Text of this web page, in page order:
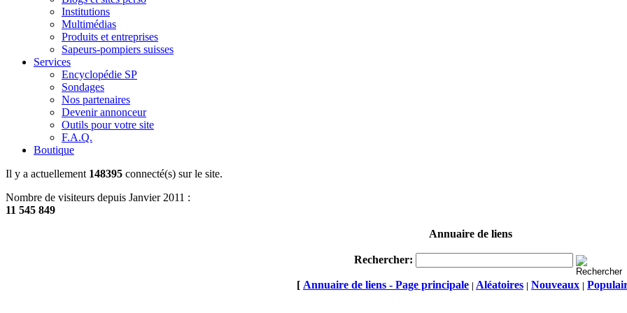
Institutions
Multimédias
Produits et entreprises
Sapeurs-pompiers suisses
Services
Encyclopédie SP
Sondages
Nos partenaires
Devenir annonceur
Outils pour votre site
F.A.Q.
Boutique
Il y a actuellement 148395 connecté(s) sur le site.
Nombre de visiteurs depuis Janvier 2011 :
11 545 849
Annuaire de liens
Rechercher:
[ Annuaire de liens - Page principale | Aléatoires | Nouveaux |